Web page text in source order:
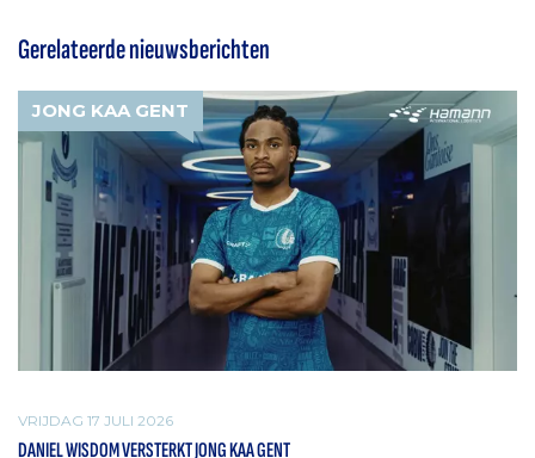
Gerelateerde nieuwsberichten
JONG KAA GENT
VRIJDAG 17 JULI 2026
DANIEL WISDOM VERSTERKT JONG KAA GENT